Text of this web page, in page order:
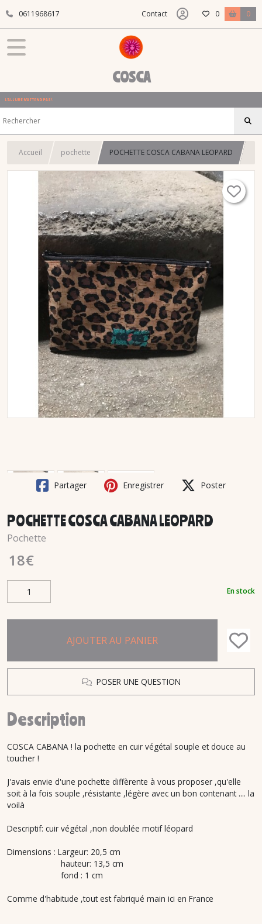
0611968617 Contact 0 0
COSCA
L'ALLURE N'ATTEND PAS !
Accueil pochette POCHETTE COSCA CABANA LEOPARD
Partager Enregistrer Poster
POCHETTE COSCA CABANA LEOPARD
Pochette
18€
En stock
AJOUTER AU PANIER
POSER UNE QUESTION
Description
COSCA CABANA ! la pochette en cuir végétal souple et douce au
toucher !
J'avais envie d'une pochette diffèrente à vous proposer ,qu'elle
soit à la fois souple ,résistante ,légère avec un bon contenant .... la
voilà
Descriptif: cuir végétal ,non doublée motif léopard
Dimensions : Largeur: 20,5 cm
hauteur: 13,5 cm
fond : 1 cm
Comme d'habitude ,tout est fabriqué main ici en France